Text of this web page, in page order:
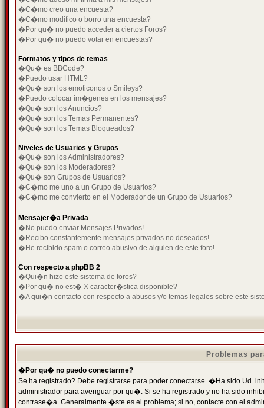
�C�mo creo una encuesta?
�C�mo modifico o borro una encuesta?
�Por qu� no puedo acceder a ciertos Foros?
�Por qu� no puedo votar en encuestas?
Formatos y tipos de temas
�Qu� es BBCode?
�Puedo usar HTML?
�Qu� son los emoticonos o Smileys?
�Puedo colocar im�genes en los mensajes?
�Qu� son los Anuncios?
�Qu� son los Temas Permanentes?
�Qu� son los Temas Bloqueados?
Niveles de Usuarios y Grupos
�Qu� son los Administradores?
�Qu� son los Moderadores?
�Qu� son Grupos de Usuarios?
�C�mo me uno a un Grupo de Usuarios?
�C�mo me convierto en el Moderador de un Grupo de Usuarios?
Mensajer�a Privada
�No puedo enviar Mensajes Privados!
�Recibo constantemente mensajes privados no deseados!
�He recibido spam o correo abusivo de alguien de este foro!
Con respecto a phpBB 2
�Qui�n hizo este sistema de foros?
�Por qu� no est� X caracter�stica disponible?
�A qui�n contacto con respecto a abusos y/o temas legales sobre este
Problemas
�Por qu� no puedo conectarme?
Se ha registrado? Debe registrarse para poder conectarse. �Ha sido Ud.
administrador para averiguar por qu�. Si se ha registrado y no ha sido
contrase�a. Generalmente �ste es el problema; si no, contacte con el